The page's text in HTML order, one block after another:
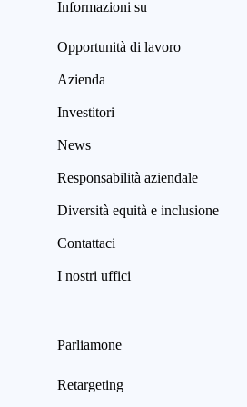
Informazioni su
Opportunità di lavoro
Azienda
Investitori
News
Responsabilità aziendale
Diversità equità e inclusione
Contattaci
I nostri uffici
Parliamone
Retargeting